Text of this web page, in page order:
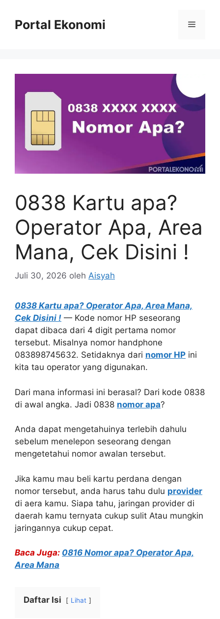
Portal Ekonomi Menu
0838 Kartu apa?
Operator Apa, Area
Mana, Cek Disini !
Juli 30, 2026 oleh Aisyah
0838 Kartu apa? Operator Apa, Area Mana,
Cek Disini ! — Kode nomor HP seseorang
dapat dibaca dari 4 digit pertama nomor
tersebut. Misalnya nomor handphone
083898745632. Setidaknya dari nomor HP ini
kita tau operator yang digunakan.
Dari mana informasi ini berasal? Dari kode 0838
di awal angka. Jadi 0838 nomor apa?
Anda dapat mengetahuinya terlebih dahulu
sebelum menelepon seseorang dengan
mengetetahui nomor awalan tersebut.
Jika kamu mau beli kartu perdana dengan
nomor tersebut, anda harus tahu dulu provider
di aera kamu. Siapa tahu, jaringan provider di
daerah kamu ternyata cukup sulit Atau mungkin
jaringannya cukup cepat.
Baca Juga: 0816 Nomor apa? Operator Apa,
Area Mana
Daftar Isi Lihat